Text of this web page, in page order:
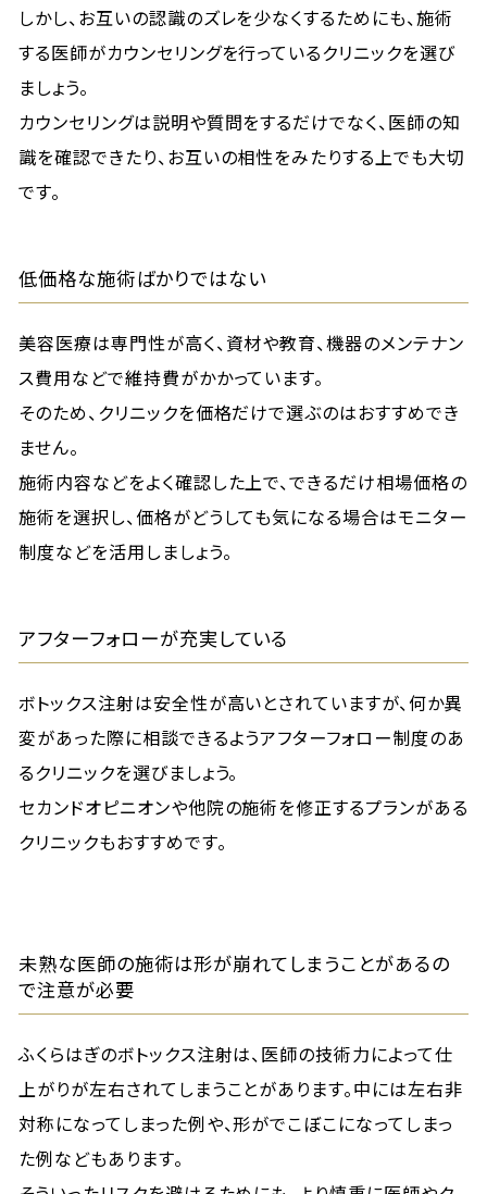
しかし、お互いの認識のズレを少なくするためにも、施術
する医師がカウンセリングを行っているクリニックを選び
ましょう。
カウンセリングは説明や質問をするだけでなく、医師の知
識を確認できたり、お互いの相性をみたりする上でも大切
です。
低価格な施術ばかりではない
美容医療は専門性が高く、資材や教育、機器のメンテナン
ス費用などで維持費がかかっています。
そのため、クリニックを価格だけで選ぶのはおすすめでき
ません。
施術内容などをよく確認した上で、できるだけ相場価格の
施術を選択し、価格がどうしても気になる場合はモニター
制度などを活用しましょう。
アフターフォローが充実している
ボトックス注射は安全性が高いとされていますが、何か異
変があった際に相談できるようアフターフォロー制度のあ
るクリニックを選びましょう。
セカンドオピニオンや他院の施術を修正するプランがある
クリニックもおすすめです。
未熟な医師の施術は形が崩れてしまうことがあるの
で注意が必要
ふくらはぎのボトックス注射は、医師の技術力によって仕
上がりが左右されてしまうことがあります。中には左右非
対称になってしまった例や、形がでこぼこになってしまっ
た例などもあります。